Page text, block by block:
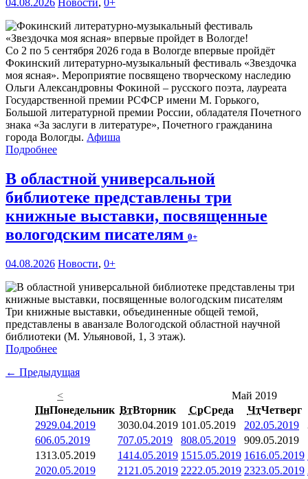
04.08.2026 Новости, 0+
Со 2 по 5 сентября 2026 года в Вологде впервые пройдёт
Фокинский литературно-музыкальный фестиваль «Звездочка
моя ясная». Мероприятие посвящено творческому наследию
Ольги Александровны Фокиной – русского поэта, лауреата
Государственной премии РСФСР имени М. Горького,
Большой литературной премии России, обладателя Почетного
знака «За заслуги в литературе», Почетного гражданина
города Вологды. Афиша
Подробнее
В областной универсальной
библиотеке представлены три
книжные выставки, посвященные
вологодским писателям 0+
04.08.2026 Новости, 0+
Три книжные выставки, объединенные общей темой,
представлены в аванзале Вологодской областной научной
библиотеки (М. Ульяновой, 1, 3 этаж).
Подробнее
← Предыдущая
<
Май 2019
ПнПонедельник ВтВторник СрСреда ЧтЧетверг
2929.04.2019 3030.04.2019 101.05.2019 202.05.2019
606.05.2019 707.05.2019 808.05.2019 909.05.2019
1313.05.2019 1414.05.2019 1515.05.2019 1616.05.2019
2020.05.2019 21 21.05.2019 2222.05.2019 2323.05.2019